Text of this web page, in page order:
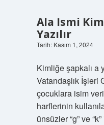
Ala Ismi
Yazılır
Tarih: Kasım 1, 2024
Kimliğe şapkalı a
Vatandaşlık İşleri
çocuklara isim
harflerinin
ünsüzler “g” ve